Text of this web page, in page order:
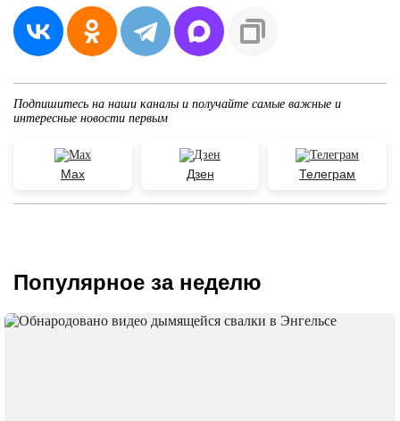
Подпишитесь на наши каналы и получайте самые важные и
интересные новости первым
Max Дзен Телеграм
Популярное за неделю